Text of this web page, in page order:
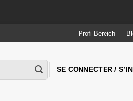
Profi-Bereich
SE CONNECTER /